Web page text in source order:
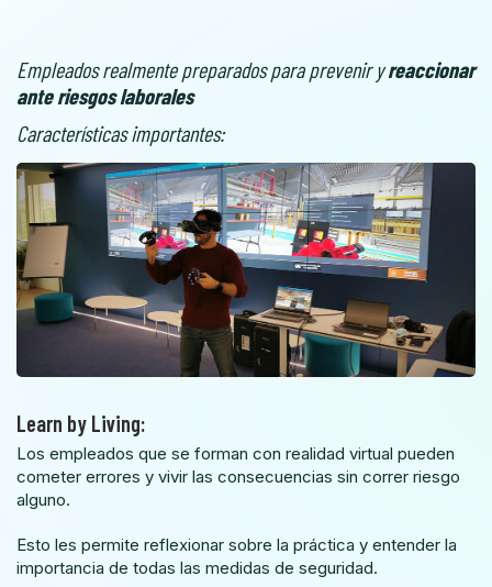
Empleados realmente preparados para prevenir yreaccionar
ante riesgos laborales
Características importantes:
Learn by Living:
Los empleados que se forman con realidad virtual pueden
cometer errores y vivir las consecuencias sin correr riesgo
alguno.
Esto les permite reflexionar sobre la práctica y entender la
importancia de todas las medidas de seguridad.